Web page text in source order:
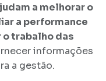
a melhorar o
a performance
trabalho das
informações
a gestão.